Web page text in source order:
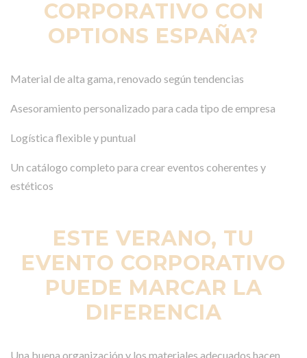
CORPORATIVO CON
OPTIONS ESPAÑA?
Material de alta gama, renovado según tendencias
Asesoramiento personalizado para cada tipo de empresa
Logística flexible y puntual
Un catálogo completo para crear eventos coherentes y
estéticos
ESTE VERANO, TU
EVENTO CORPORATIVO
PUEDE MARCAR LA
DIFERENCIA
Una buena organización y los materiales adecuados hacen